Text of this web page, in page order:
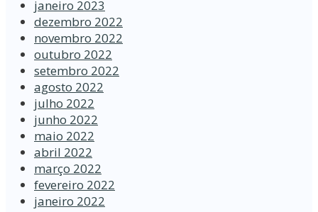
janeiro 2023
dezembro 2022
novembro 2022
outubro 2022
setembro 2022
agosto 2022
julho 2022
junho 2022
maio 2022
abril 2022
março 2022
fevereiro 2022
janeiro 2022